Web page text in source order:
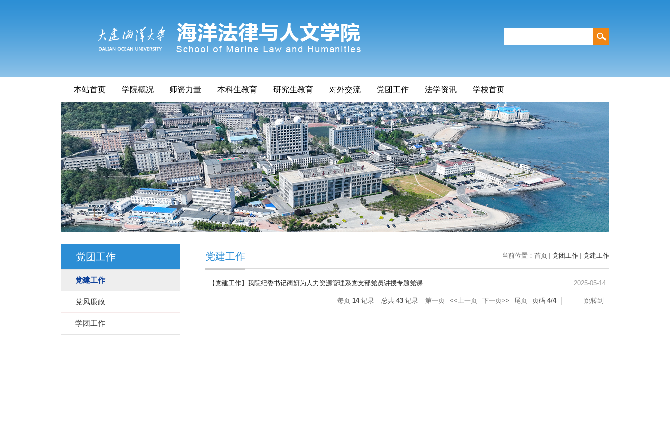
本站首页 学院概况 师资力量 本科生教育 研究生教育 对外交流 党团工作 法学资讯 学校首页
党团工作
党建工作
党风廉政
学团工作
当前位置： 首页 党团工作 党建工作
党建工作
【党建工作】我院纪委书记蔺妍为人力资源管理系党支部党员讲授专题党课 2025-05-14
每页 14记录 总共 43 记录 第一页 <<上一页 下一页>> 尾页 页码 4/4 跳转到